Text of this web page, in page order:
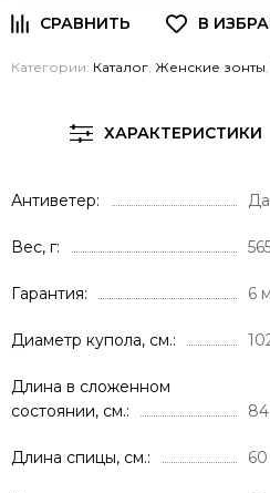
Категории: Каталог, Женские зонты,
ХАРАКТЕРИСТИКИ
Антиветер Да
Вес, г
Гарантия 6
Диаметр купола, см.
Длина в сложенном
состоянии, см.
84
Длина спицы, см. 60